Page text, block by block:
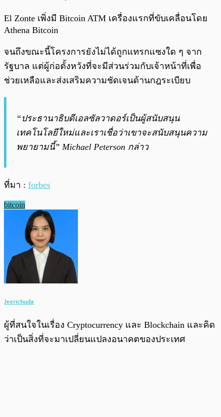
El Zonte เพิ่งมี Bitcoin ATM เครื่องแรกที่ขับเคลื่อนโดย
Athena Bitcoin
จนถึงขณะนี้โครงการยังไม่ได้ถูกแทรกแซงใด ๆ จาก
รัฐบาล แต่ผู้ก่อตั้งหวังที่จะมีส่วนร่วมกับเจ้าหน้าที่เพื่อ
ช่วยเหลือและส่งเสริมความชัดเจนด้านกฎระเบียบ
“ประธานาธิบดีเอลซัลวาดอร์เป็นผู้สนับสนุน
เทคโนโลยีใหม่และเราเชื่อว่าเขาจะสนับสนุนความ
พยายามนี้” Michael Peterson กล่าว
ที่มา : forbes
bitcoin
Jeerichuda
ผู้ที่สนใจในเรื่อง Cryptocurrency และ Blockchain และคิด
ว่าเป็นสิ่งที่จะมาเปลี่ยนแปลงอนาคตของประเทศ